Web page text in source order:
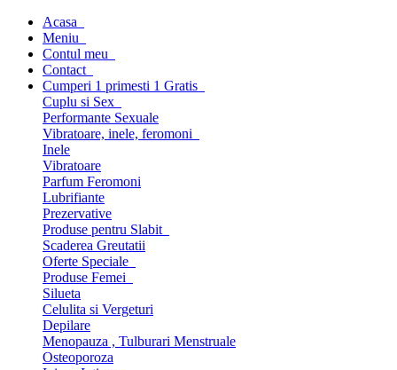
Acasa
Meniu
Contul meu
Contact
Cumperi 1 primesti 1 Gratis
Cuplu si Sex
Performante Sexuale
Vibratoare, inele, feromoni
Inele
Vibratoare
Parfum Feromoni
Lubrifiante
Prezervative
Produse pentru Slabit
Scaderea Greutatii
Oferte Speciale
Produse Femei
Silueta
Celulita si Vergeturi
Depilare
Menopauza , Tulburari Menstruale
Osteoporoza